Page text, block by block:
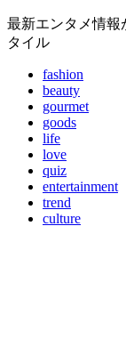
最新エンタメ情報
タイル
fashion
beauty
gourmet
goods
life
love
quiz
entertainment
trend
culture